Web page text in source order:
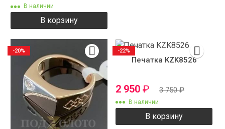
В наличии
В корзину
-20%
Печатка KZK8526
2 950 ₽ 3 750₽
В наличии
В корзину
-22%